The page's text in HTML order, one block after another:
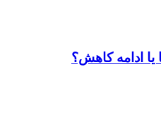
یا ادامه کاهش؟